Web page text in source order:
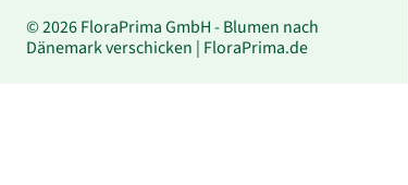
© 2026 FloraPrima GmbH - Blumen nach
Dänemark verschicken | FloraPrima.de